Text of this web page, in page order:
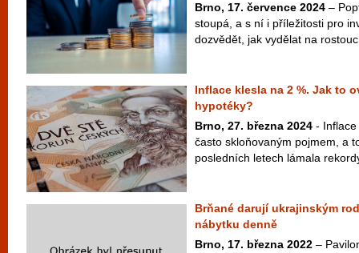
Brno, 17. července 2024 –
stoupá, a s ní i příležitosti pro
dozvědět, jak vydělat na
Inflace klesla na 2 %. Jak to
hypotéky?
Brno, 27. března 2024 -
často skloňovaným pojmem, a
posledních letech lámala
Brňané darují ukrajinským
nábytku denně
Brno, 17. března 2022 –